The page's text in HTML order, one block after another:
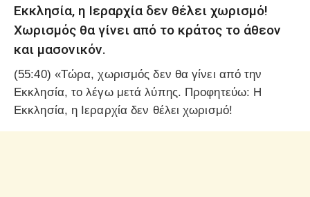
Εκκλησία, η Ιεραρχία δεν θέλει χωρισμό!
Χωρισμός θα γίνει από το κράτος το άθεον
και μασονικόν.
(55:40) «Τώρα, χωρισμός δεν θα γίνει από την
Εκκλησία, το λέγω μετά λύπης. Προφητεύω: Η
Εκκλησία, η Ιεραρχία δεν θέλει χωρισμό!